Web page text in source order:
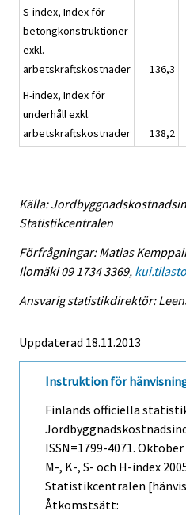
S-index, Index för
betongkonstruktioner
exkl.
arbetskraftskostnader
136,3
H-index, Index för
underhåll exkl.
arbetskraftskostnader
138,2
Källa:
Statistikcentralen
Förfrågningar: Matias
Ilomäki 09 1734 3369,
Ansvarig statistikdirektör:
Uppdaterad 18.11.2013
Instruktion för
Finlands officiella
ISSN=1799-4071. Oktober
M-, K-, S- och H-index
Statistikcentralen
Åtkomstsätt: